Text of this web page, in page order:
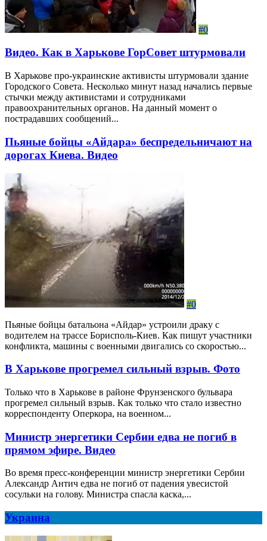
#0
Видео. Как в Харькове ГорСовет штурмовали
В Харькове про-украинские активисты штурмовали здание
Городского Совета. Несколько минут назад начались первые
стычки между активистами и сотрудниками
правоохранительных органов. На данный момент о
пострадавших сообщений...
Пьяные бойцы «Айдара» беспредельничают на
дорогах Киева. Видео
#0
Пьяные бойцы батальона «Айдар» устроили драку с
водителем на трассе Борисполь-Киев. Как пишут участники
конфликта, машины с военными двигались со скоростью...
В Харькове прогремел сильный взрыв. Фото
Только что в Харькове в районе Фрунзенского бульвара
прогремел сильный взрыв. Как только что стало известно
корреспонденту Оперкора, на военном...
Министр энергетики Сербии едва не погиб в
прямом эфире. Видео
Во время пресс-конференции министр энергетики Сербии
Александр Антич едва не погиб от падения увесистой
сосульки на голову. Министра спасла каска,...
Украина